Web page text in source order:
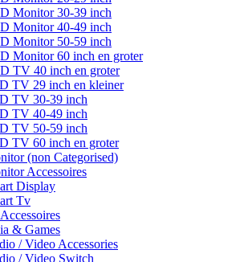
Monitor 30-39 inch
Monitor 40-49 inch
Monitor 50-59 inch
Monitor 60 inch en groter
TV 40 inch en groter
TV 29 inch en kleiner
TV 30-39 inch
TV 40-49 inch
TV 50-59 inch
TV 60 inch en groter
(non Categorised)
Accessoires
Display
Tv
& Games
/ Video Accessories
/ Video Switch